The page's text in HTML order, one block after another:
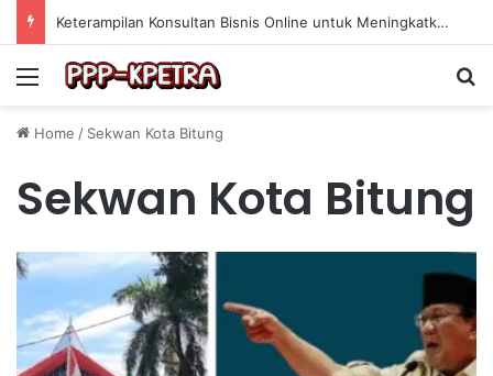
Keterampilan Konsultan Bisnis Online untuk Meningkatkan Pendapatan Berdasarkan Pengalaman Praktis
Menu
Home / Sekwan Kota Bitung
Sekwan Kota Bitung